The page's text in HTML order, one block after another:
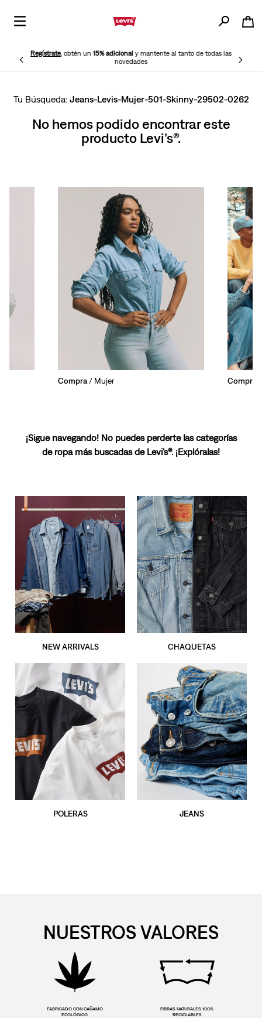
Regístrate, obtén un15% adicionaly mantente al tanto de todas las
novedades
Jeans-Levis-Mujer-501-Skinny-29502-0262
No hemos podido encontrar este
producto Levi’s®.
Compra/ Mujer Compra
¡Sigue navegando! No puedes perderte las categorías
de ropa más buscadas de Levi’s®. ¡Explóralas!
NEW ARRIVALS CHAQUETAS
POLERAS JEANS
NUESTROS VALORES
FABRICADO CON CAÑAMO
ECOLÓGICO
FIBRAS NATURALES 100%
RECICLABLES